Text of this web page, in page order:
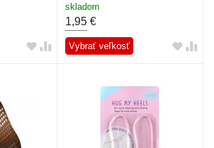
skladom
1,95€
Vybrať veľkosť